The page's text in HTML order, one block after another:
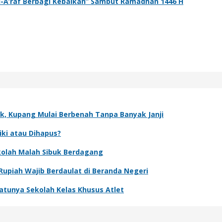
Kupang Mulai Berbenah Tanpa Banyak Janji
atau Dihapus?
Malah Sibuk Berdagang
Wajib Berdaulat di Beranda Negeri
Sekolah Kelas Khusus Atlet